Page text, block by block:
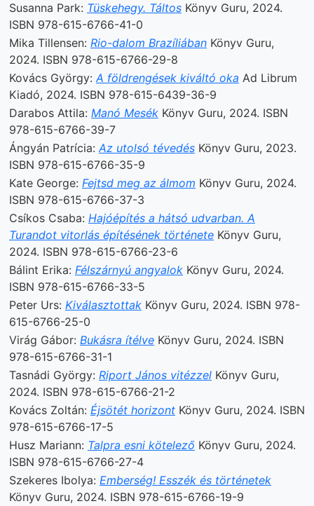
Susanna Park: Tüskehegy. Táltos Könyv Guru, 2024.
ISBN 978-615-6766-41-0
Mika Tillensen: Rio-dalom Brazíliában Könyv Guru,
2024. ISBN 978-615-6766-29-8
Kovács György:A földrengések kiváltó oka Ad Librum
Kiadó, 2024. ISBN 978-615-6439-36-9
Darabos Attila: Manó Mesék Könyv Guru, 2024. ISBN
978-615-6766-39-7
Ángyán Patrícia:Az utolsó tévedés Könyv Guru, 2023.
ISBN 978-615-6766-35-9
Kate George: Fejtsd meg az álmom Könyv Guru, 2024.
ISBN 978-615-6766-37-3
Csíkos Csaba: Hajóépítés a hátsó udvarban. A
Turandot vitorlás építésének története Könyv Guru,
2024. ISBN 978-615-6766-23-6
Bálint Erika: Félszárnyú angyalok Könyv Guru, 2024.
ISBN 978-615-6766-33-5
Peter Urs: Kiválasztottak Könyv Guru, 2024. ISBN 978-
615-6766-25-0
Virág Gábor: Bukásra ítélve Könyv Guru, 2024. ISBN
978-615-6766-31-1
Tasnádi György: Riport János vitézzel Könyv Guru,
2024. ISBN 978-615-6766-21-2
Kovács Zoltán: Éjsötét horizont Könyv Guru, 2024. ISBN
978-615-6766-17-5
Husz Mariann: Talpra esni kötelező Könyv Guru, 2024.
ISBN 978-615-6766-27-4
Szekeres Ibolya: Emberség! Esszék és történetek
Könyv Guru, 2024. ISBN 978-615-6766-19-9